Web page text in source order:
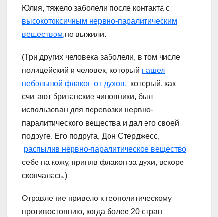
Юлия, тяжело заболели после контакта с
высокотоксичным нервно-паралитическим
веществом,но выжили.
(Три других человека заболели, в том числе
полицейский и человек, который нашел
небольшой флакон от духов, который, как
считают британские чиновники, был
использован для перевозки нервно-
паралитического вещества и дал его своей
подруге. Его подруга, Дон Стерджесс,
распылив нервно-паралитическое вещество
себе на кожу, приняв флакон за духи, вскоре
скончалась.)
Отравление привело к геополитическому
противостоянию, когда более 20 стран,